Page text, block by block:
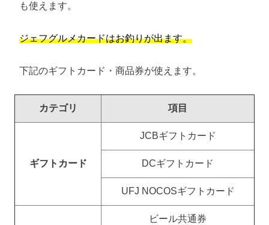
も使えます。
ジェフグルメカードはお釣りが出ます。
下記のギフトカード・商品券が使えます。
カテゴリ 項目
ギフトカード
JCBギフトカード
DCギフトカード
UFJ NOCOSギフトカード
ビール共通券